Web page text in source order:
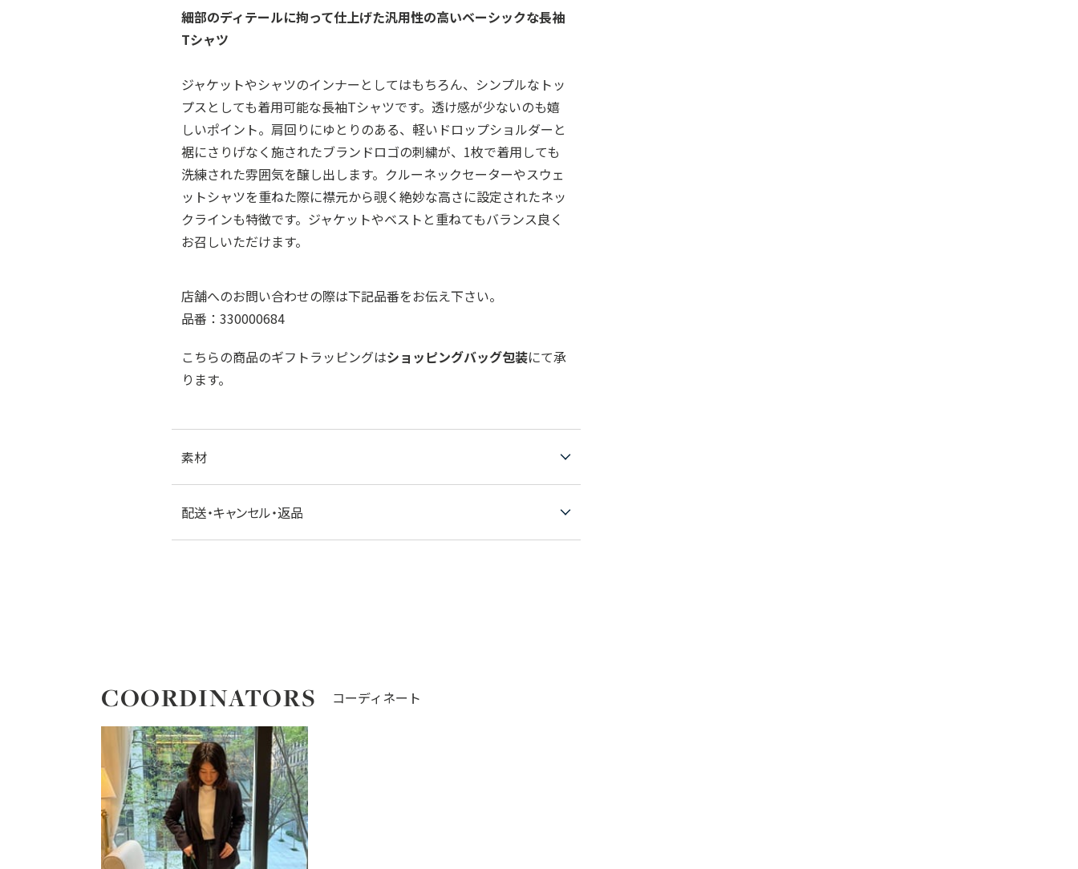
細部のディテールに拘って仕上げた汎用性の高いベーシックな長袖
Tシャツ
ジャケットやシャツのインナーとしてはもちろん、シンプルなトッ
プスとしても着用可能な⾧袖Tシャツです。透け感が少ないのも嬉
しいポイント。肩回りにゆとりのある、軽いドロップショルダーと
裾にさりげなく施されたブランドロゴの刺繍が、1枚で着用しても
洗練された雰囲気を醸し出します。クルーネックセーターやスウェ
ットシャツを重ねた際に襟元から覗く絶妙な高さに設定されたネッ
クラインも特徴です。ジャケットやベストと重ねてもバランス良く
お召しいただけます。
店舗へのお問い合わせの際は下記品番をお伝え下さい。
品番：330000684
こちらの商品のギフトラッピングはショッピングバッグ包装にて承
ります。
素材
配送・キャンセル・返品
COORDINATORS コーディネート